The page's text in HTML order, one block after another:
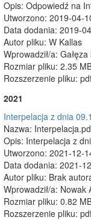
Opis: Odpowiedź na
Utworzono: 2019-04-
Data dodania: 2019-
Autor pliku: W Kallas
Wprowadził/a: Gałęza
Rozmiar pliku: 2.35
Rozszerzenie pliku:
2021
Interpelacja z dnia
Nazwa:
Opis: Interpelacja z
Utworzono: 2021-12-
Data dodania: 2021-
Autor pliku: Brak
Wprowadził/a: Nowak
Rozmiar pliku: 0.82
Rozszerzenie pliku: